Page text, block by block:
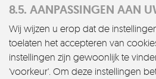
8.5. AANPASSINGEN AAN
Wij wijzen u erop dat de
toelaten het accepteren van
instellingen zijn gewoonlijk te
'voorkeur'. Om deze instellingen